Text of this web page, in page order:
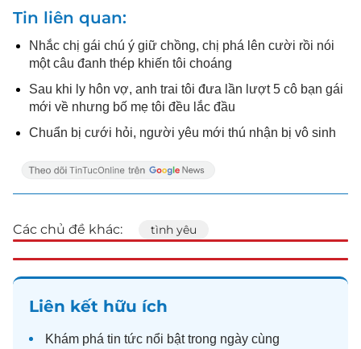
Tin liên quan
Nhắc chị gái chú ý giữ chồng, chị phá lên cười rồi nói
một câu đanh thép khiến tôi choáng
Sau khi ly hôn vợ, anh trai tôi đưa lần lượt 5 cô bạn gái
mới về nhưng bố mẹ tôi đều lắc đầu
Chuẩn bị cưới hỏi, người yêu mới thú nhận bị vô sinh
Các chủ đề khác: tình yêu
Liên kết hữu ích
Khám phá tin tức nổi bật trong ngày cùng